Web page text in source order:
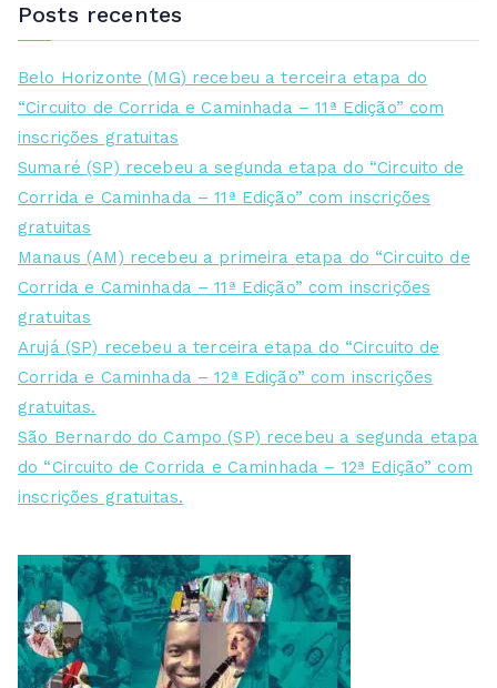
Posts recentes
Belo Horizonte (MG) recebeu a terceira etapa do
“Circuito de Corrida e Caminhada – 11ª Edição” com
inscrições gratuitas
Sumaré (SP) recebeu a segunda etapa do “Circuito de
Corrida e Caminhada – 11ª Edição” com inscrições
gratuitas
Manaus (AM) recebeu a primeira etapa do “Circuito de
Corrida e Caminhada – 11ª Edição” com inscrições
gratuitas
Arujá (SP) recebeu a terceira etapa do “Circuito de
Corrida e Caminhada – 12ª Edição” com inscrições
gratuitas.
São Bernardo do Campo (SP) recebeu a segunda etapa
do “Circuito de Corrida e Caminhada – 12ª Edição” com
inscrições gratuitas.